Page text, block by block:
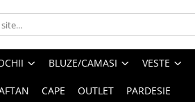
BLUZE/CAMASI VESTE
CAPE OUTLET PARDESIE